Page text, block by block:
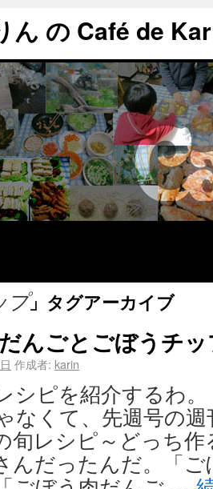
ん の Café de
プ」タグアーカイブ
んごとごぼうチ
作成者: karin
シピを紹介するわ
なくて、先週号の
旬レシピ～どっち
んだったんだ。「